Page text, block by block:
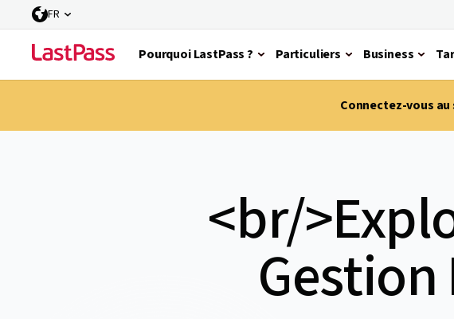
FR
Pourquoi LastPass ? Particuliers Business
Connectez-vous au
<br/